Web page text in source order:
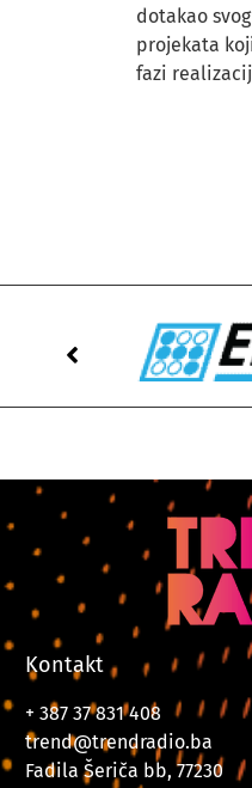
dotakao
projekata
fazi
Kontakt
+ 387 37 831 408
trend@trendradio.ba
Fadila Šeriča bb, 77230